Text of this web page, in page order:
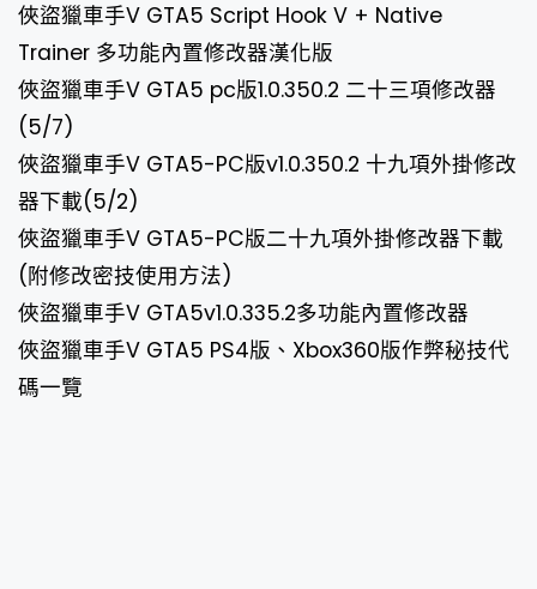
俠盜獵車手V GTA5 Script Hook V + Native
Trainer 多功能內置修改器漢化版
俠盜獵車手V GTA5 pc版1.0.350.2 二十三項修改器
(5/7)
俠盜獵車手V GTA5-PC版v1.0.350.2 十九項外掛修改
器下載(5/2)
俠盜獵車手V GTA5-PC版二十九項外掛修改器下載
(附修改密技使用方法)
俠盜獵車手V GTA5v1.0.335.2多功能內置修改器
俠盜獵車手V GTA5 PS4版、Xbox360版作弊秘技代
碼一覽